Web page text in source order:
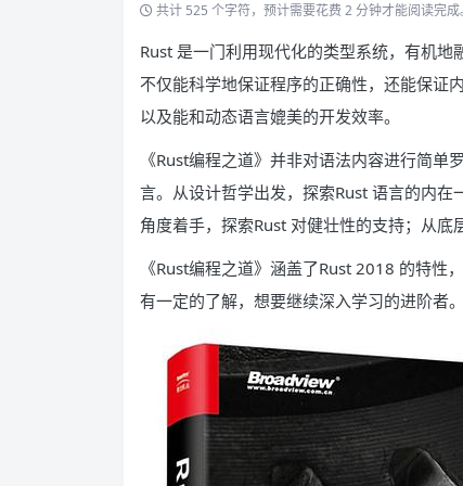
共计 525 个字符，预计需要花费 2 分钟才能阅读完成。
Rust 是一门利用现代化的类型系统，有机
不仅能科学地保证程序的正确性，还能保证
以及能和动态语言媲美的开发效率。
《Rust编程之道》并非对语法内容进行简
言。从设计哲学出发，探索Rust 语言的内
角度着手，探索Rust 对健壮性的支持；从底
《Rust编程之道》涵盖了Rust 2018 的特性
有一定的了解，想要继续深入学习的进阶者。